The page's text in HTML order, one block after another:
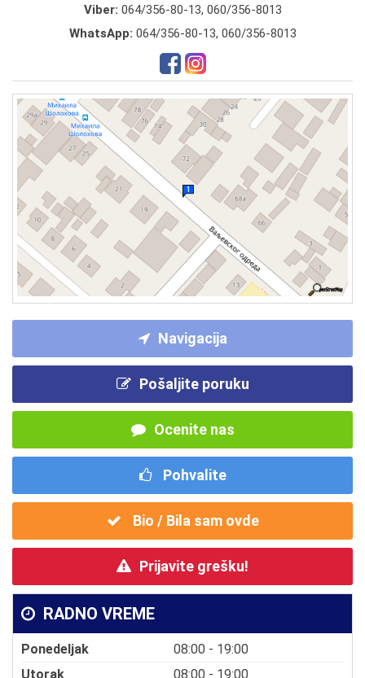
Viber: 064/356-80-13, 060/356-8013
WhatsApp: 064/356-80-13, 060/356-8013
Navigacija
Pošaljite poruku
Ocenite nas
Pohvalite
Bio / Bila sam ovde
Prijavite grešku!
RADNO VREME
Ponedeljak
08:00 - 19:00
Utorak
08:00 - 19:00